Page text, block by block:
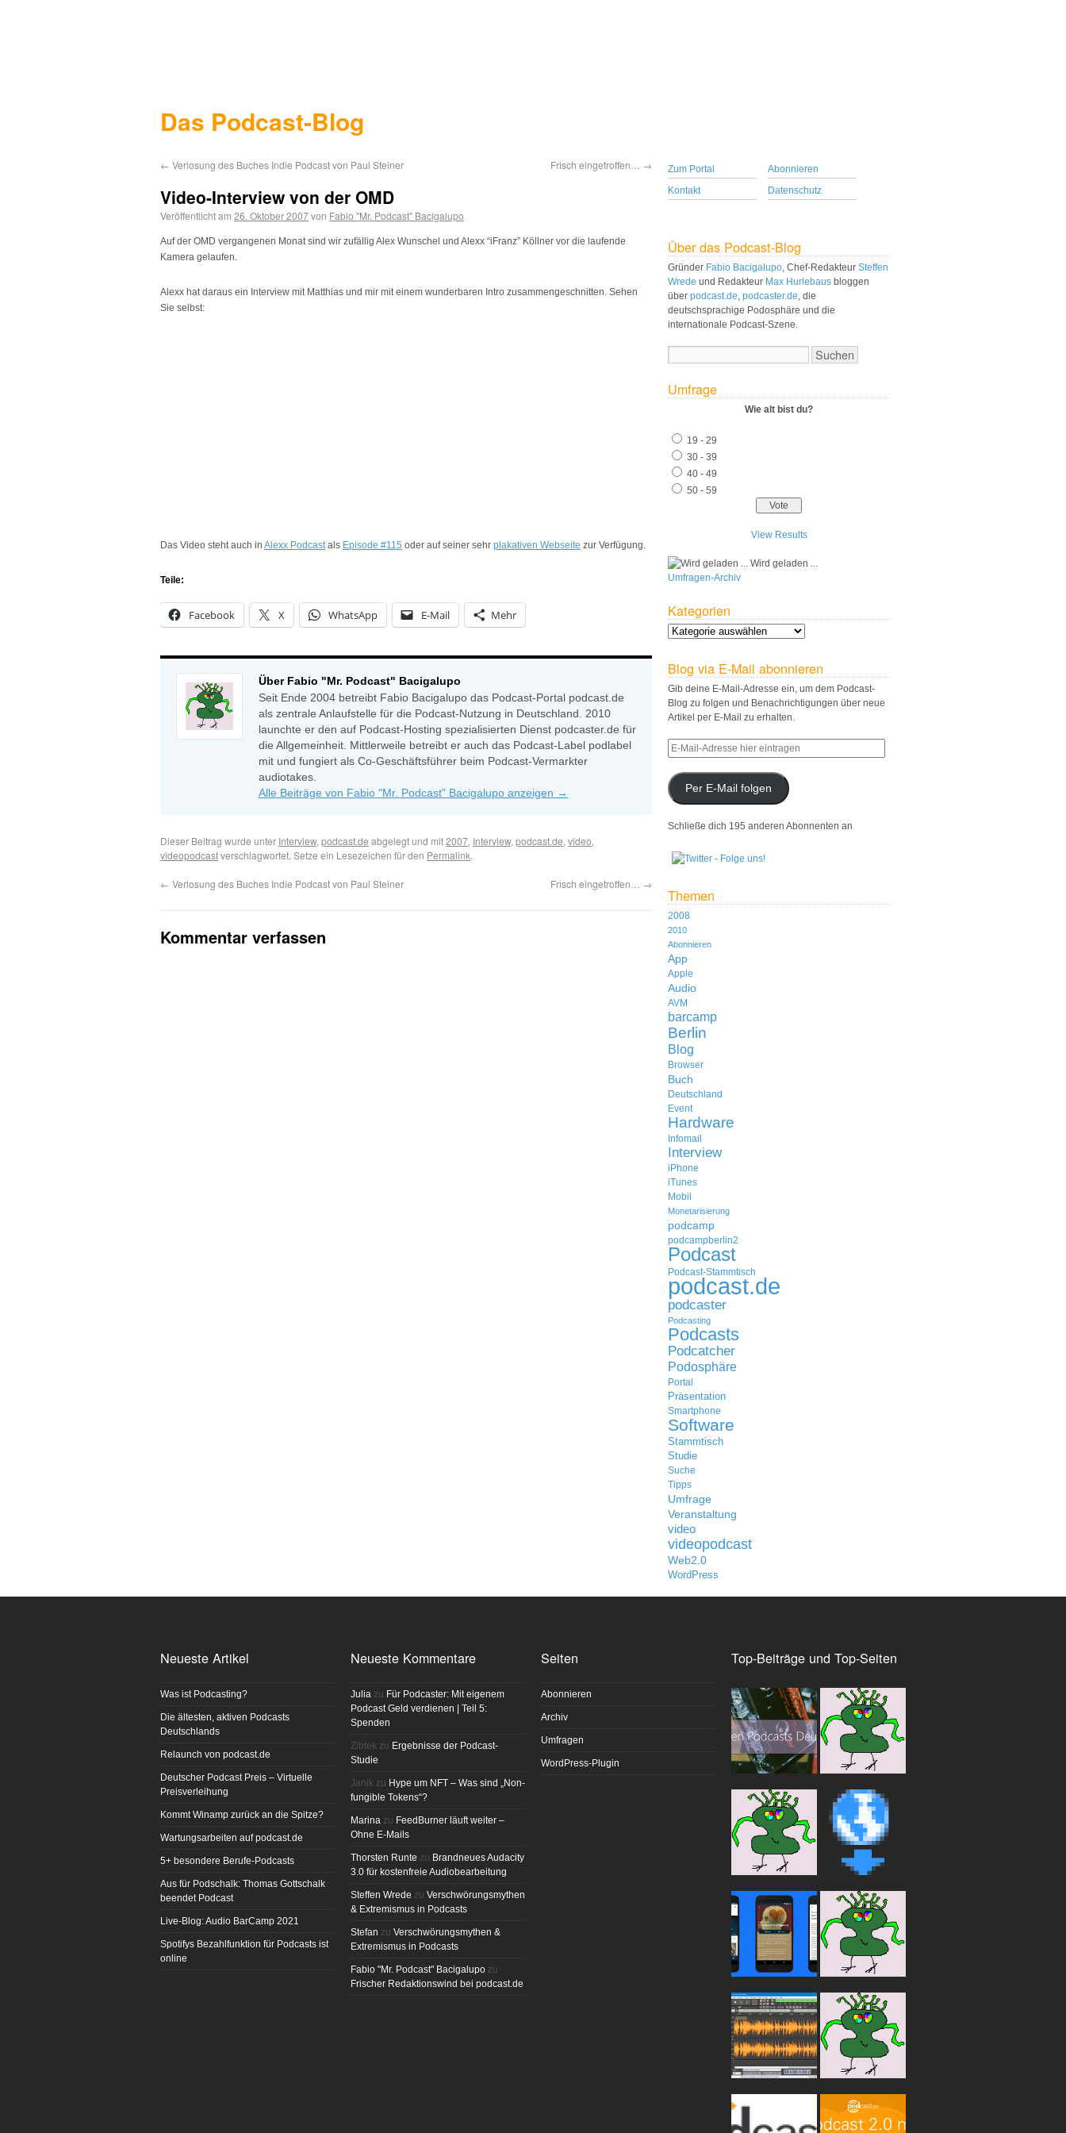
Das Podcast-Blog
← Verlosung des Buches Indie Podcast von Paul Steiner Frisch eingetroffen… →
Video-Interview von der OMD
Veröffentlicht am 26. Oktober 2007von Fabio "Mr. Podcast" Bacigalupo
Auf der OMD vergangenen Monat sind wir zufällig Alex Wunschel und Alexx “iFranz” Köllner vor die laufende
Kamera gelaufen.
Alexx hat daraus ein Interview mit Matthias und mir mit einem wunderbaren Intro zusammengeschnitten. Sehen
Sie selbst:
Das Video steht auch in Alexx Podcastals Episode #115 oder auf seiner sehr plakativen Webseite zur Verfügung.
Teile:
Facebook X WhatsApp E-Mail Mehr
Über Fabio "Mr. Podcast" Bacigalupo
Seit Ende 2004 betreibt Fabio Bacigalupo das Podcast-Portal podcast.de
als zentrale Anlaufstelle für die Podcast-Nutzung in Deutschland. 2010
launchte er den auf Podcast-Hosting spezialisierten Dienst podcaster.de für
die Allgemeinheit. Mittlerweile betreibt er auch das Podcast-Label podlabel
mit und fungiert als Co-Geschäftsführer beim Podcast-Vermarkter
audiotakes.
Alle Beiträge von Fabio "Mr. Podcast" Bacigalupo anzeigen →
Dieser Beitrag wurde unter Interview, podcast.de abgelegt und mit2007, Interview, podcast.de, video,
videopodcastverschlagwortet. Setze ein Lesezeichen für den Permalink.
← Verlosung des Buches Indie Podcast von Paul Steiner Frisch eingetroffen… →
Kommentar verfassen
Zum Portal
Abonnieren
Kontakt
Datenschutz
Über das Podcast-Blog
Gründer Fabio Bacigalupo, Chef-Redakteur Steffen
Wrede und Redakteur Max Hurlebaus bloggen
über podcast.de, podcaster.de, die
deutschsprachige Podosphäre und die
internationale Podcast-Szene.
Umfrage
Wie alt bist du?
19 - 29
30 - 39
40 - 49
50 - 59
View Results
Wird geladen ...
Umfragen-Archiv
Kategorien
Blog via E-Mail abonnieren
Gib deine E-Mail-Adresse ein, um dem Podcast-
Blog zu folgen und Benachrichtigungen über neue
Artikel per E-Mail zu erhalten.
Per E-Mail folgen
Schließe dich 195 anderen Abonnenten an
Themen
2008
2010
Abonnieren
App
Apple
Audio
AVM
barcamp
Berlin
Blog
Browser
Buch
Deutschland
Event
Hardware
Infomail
Interview
iPhone
iTunes
Mobil
Monetarisierung
podcamp
podcampberlin2
Podcast
Podcast-Stammtisch
podcast.de
podcaster
Podcasting
Podcasts
Podcatcher
Podosphäre
Portal
Präsentation
Smartphone
Software
Stammtisch
Studie
Suche
Tipps
Umfrage
Veranstaltung
video
videopodcast
Web2.0
WordPress
Neueste Artikel
Was ist Podcasting?
Die ältesten, aktiven Podcasts
Deutschlands
Relaunch von podcast.de
Deutscher Podcast Preis – Virtuelle
Preisverleihung
Kommt Winamp zurück an die Spitze?
Wartungsarbeiten auf podcast.de
5+ besondere Berufe-Podcasts
Aus für Podschalk: Thomas Gottschalk
beendet Podcast
Live-Blog: Audio BarCamp 2021
Spotifys Bezahlfunktion für Podcasts ist
online
Neueste Kommentare
Julia zu Für Podcaster: Mit eigenem
Podcast Geld verdienen | Teil 5:
Spenden
Zibtek zu Ergebnisse der Podcast-
Studie
Janik zu Hype um NFT – Was sind „Non-
fungible Tokens“?
Marina zu FeedBurner läuft weiter –
Ohne E-Mails
Thorsten Runte zu Brandneues Audacity
3.0 für kostenfreie Audiobearbeitung
Steffen Wrede zu Verschwörungsmythen
& Extremismus in Podcasts
Stefan zu Verschwörungsmythen &
Extremismus in Podcasts
Fabio "Mr. Podcast" Bacigalupo zu
Frischer Redaktionswind bei podcast.de
Seiten
Abonnieren
Archiv
Umfragen
WordPress-Plugin
Top-Beiträge und Top-Seiten